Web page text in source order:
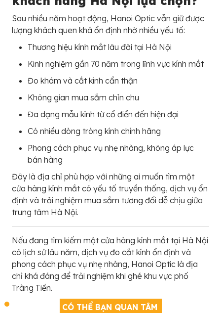
Sau nhiều năm hoạt động, Hanoi Optic vẫn giữ được
lượng khách quen khá ổn định nhờ nhiều yếu tố:
Thương hiệu kính mắt lâu đời tại Hà Nội
Kinh nghiệm gần 70 năm trong lĩnh vực kính mắt
Đo khám và cắt kính cẩn thận
Không gian mua sắm chỉn chu
Đa dạng mẫu kính từ cổ điển đến hiện đại
Có nhiều dòng tròng kính chính hãng
Phong cách phục vụ nhẹ nhàng, không áp lực
bán hàng
Đây là địa chỉ phù hợp với những ai muốn tìm một
cửa hàng kính mắt có yếu tố truyền thống, dịch vụ ổn
định và trải nghiệm mua sắm tương đối dễ chịu giữa
trung tâm Hà Nội.
Nếu đang tìm kiếm một cửa hàng kính mắt tại Hà Nội
có lịch sử lâu năm, dịch vụ đo cắt kính ổn định và
phong cách phục vụ nhẹ nhàng, Hanoi Optic là địa
chỉ khá đáng để trải nghiệm khi ghé khu vực phố
Tràng Tiền.
CÓ THỂ BẠN QUAN TÂM